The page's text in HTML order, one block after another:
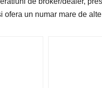
ofera un numar mare de